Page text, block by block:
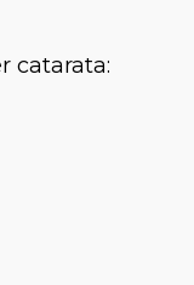
catarata: